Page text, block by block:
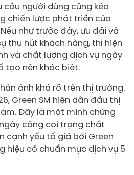
cầu người dùng cũng kéo
chiến lược phát triển của
như trước đây, ưu đãi và
thu hút khách hàng, thì hiện
và chất lượng dịch vụ ngày
tạo nên khác biệt.
ánh khá rõ trên thị trường.
Green SM hiện dẫn đầu thị
Đây là một minh chứng
càng coi trọng chất
cạnh yếu tố giá bởi Green
hiệu có chuẩn mực dịch vụ 5